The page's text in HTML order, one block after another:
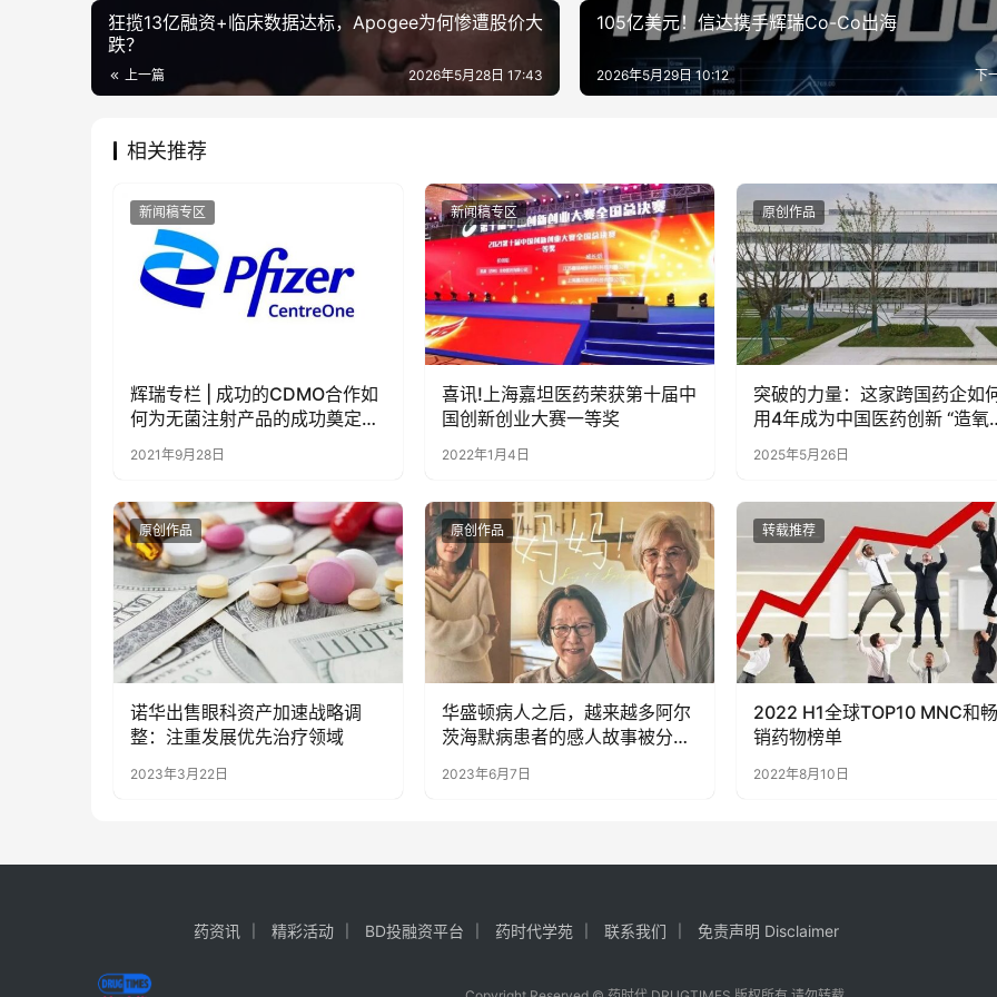
狂揽13亿融资+临床数据达标，Apogee为何惨遭股价大
跌？
上一篇 2026年5月28日 17:43
105亿美元！信达携手辉瑞Co-Co出海
下
2026年5月29日 10:12
相关推荐
新闻稿专区
辉瑞专栏 | 成功的CDMO合作如
何为无菌注射产品的成功奠定基
础 （第三部分，共计六部分）
2021年9月28日
新闻稿专区
喜讯!上海嘉坦医药荣获第十届中
国创新创业大赛一等奖
2022年1月4日
原创作品
突破的力量：这家跨国药企如
用4年成为中国医药创新 “造氧
机”？
2025年5月26日
原创作品
诺华出售眼科资产加速战略调
整：注重发展优先治疗领域
2023年3月22日
原创作品
华盛顿病人之后，越来越多阿尔
茨海默病患者的感人故事被分
2023年6月7日
转载推荐
2022 H1全球TOP10 MNC和畅
销药物榜单
2022年8月10日
药资讯 精彩活动 BD投融资平台 药时代学苑 联系我们 免责声明 Disclaimer